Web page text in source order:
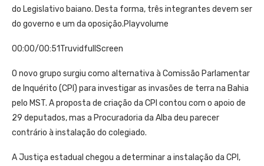
do Legislativo baiano. Desta forma, três integrantes devem ser
do governo e um da oposição.Playvolume
00:00/00:51TruvidfullScreen
O novo grupo surgiu como alternativa à Comissão Parlamentar
de Inquérito (CPI) para investigar as invasões de terra na Bahia
pelo MST. A proposta de criação da CPI contou com o apoio de
29 deputados, mas a Procuradoria da Alba deu parecer
contrário à instalação do colegiado.
A Justiça estadual chegou a determinar a instalação da CPI,